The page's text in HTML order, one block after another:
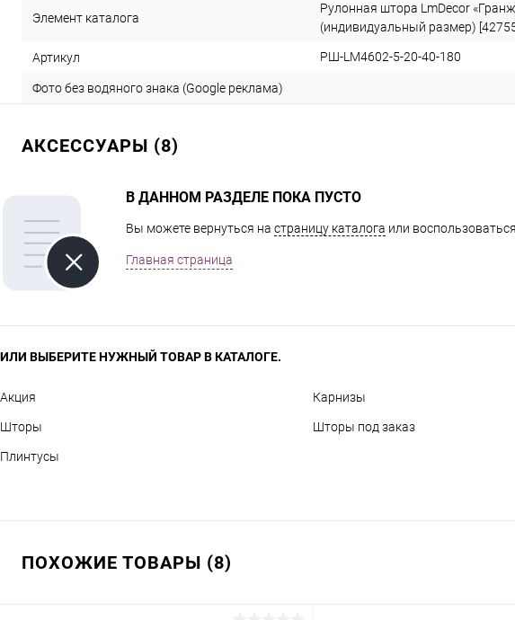
Элемент каталога
Рулонная штора LmDecor
(индивидуальный размер)
Артикул РШ-LM4602-5-20-40-180
Фото без водяного знака (Google реклама)
АКСЕССУАРЫ (8)
В ДАННОМ РАЗДЕЛЕ ПОКА ПУСТО
Вы можете вернуться на страницу каталога или
Главная страница
ИЛИ ВЫБЕРИТЕ НУЖНЫЙ ТОВАР В КАТАЛОГЕ.
Акция Карнизы
Шторы Шторы под заказ
Плинтусы
ПОХОЖИЕ ТОВАРЫ (8)